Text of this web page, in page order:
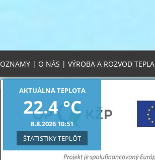
OZNAMY | O NÁS | VÝROBA A ROZVOD TEPLA
AKTUÁLNA TEPLOTA
22.4 °C
8.8.2026 10:51
ŠTATISTIKY TEPLÔT